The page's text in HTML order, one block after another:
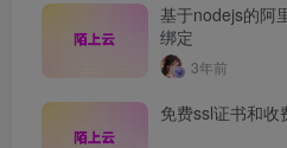
基于nodejs的阿
绑定
3年前
免费ssl证书和收